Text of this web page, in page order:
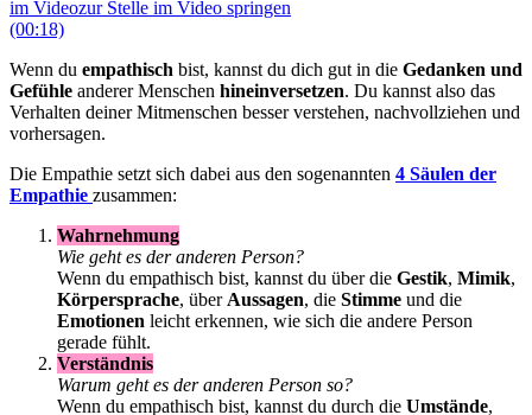
im Videozur Stelle im Video springen
(00:18)
Wenn du empathisch bist, kannst du dich gut in die Gedanken und
Gefühle anderer Menschen hineinversetzen. Du kannst also das
Verhalten deiner Mitmenschen besser verstehen, nachvollziehen und
vorhersagen.
Die Empathie setzt sich dabei aus den sogenannten 4 Säulen der
Empathie zusammen:
Wahrnehmung
Wie geht es der anderen Person?
Wenn du empathisch bist, kannst du über die Gestik, Mimik,
Körpersprache, über Aussagen, die Stimme und die
Emotionen leicht erkennen, wie sich die andere Person
gerade fühlt.
Verständnis
Warum geht es der anderen Person so?
Wenn du empathisch bist, kannst du durch die Umstände,